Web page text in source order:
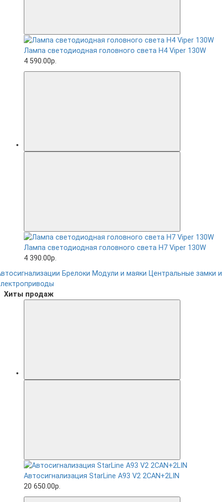
Лампа светодиодная головного света H4 Viper 130W
4 590.00р.
Лампа светодиодная головного света H7 Viper 130W
4 390.00р.
Брелоки Модули и маяки Центральные замки и
Хиты продаж
Автосигнализация StarLine A93 V2 2CAN+2LIN
20 650.00р.